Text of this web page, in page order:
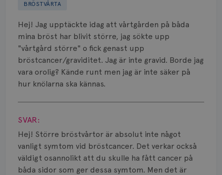
BRÖSTVÅRTA
Hej! Jag upptäckte idag att vårtgården på båda
mina bröst har blivit större, jag sökte upp
"vårtgård större" o fick genast upp
bröstcancer/graviditet. Jag är inte gravid. Borde jag
vara orolig? Kände runt men jag är inte säker på
hur knölarna ska kännas.
Visa svar
SVAR:
Hej! Större bröstvårtor är absolut inte något
vanligt symtom vid bröstcancer. Det verkar också
väldigt osannolikt att du skulle ha fått cancer på
båda sidor som ger dessa symtom. Men det är
Biverkningar
Bröstvårta
Knöl
Läkemedel
Smärta
Prognos
Risker